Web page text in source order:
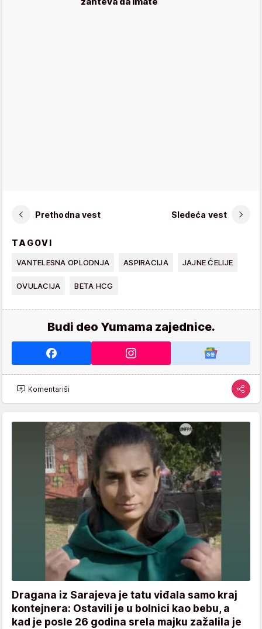
Prethodna vest Sledeća vest
TAGOVI
VANTELESNA OPLODNJA ASPIRACIJA JAJNE ĆELIJE
OVULACIJA BETA HCG
Budi deo Yumama zajednice.
Komentariši
Dragana iz Sarajeva je tatu viđala samo kraj
kontejnera: Ostavili je u bolnici kao bebu, a
kad je posle 26 godina srela majku zažalila je